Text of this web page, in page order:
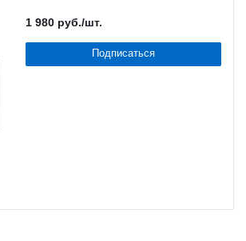
1 980 руб./шт.
Подписаться